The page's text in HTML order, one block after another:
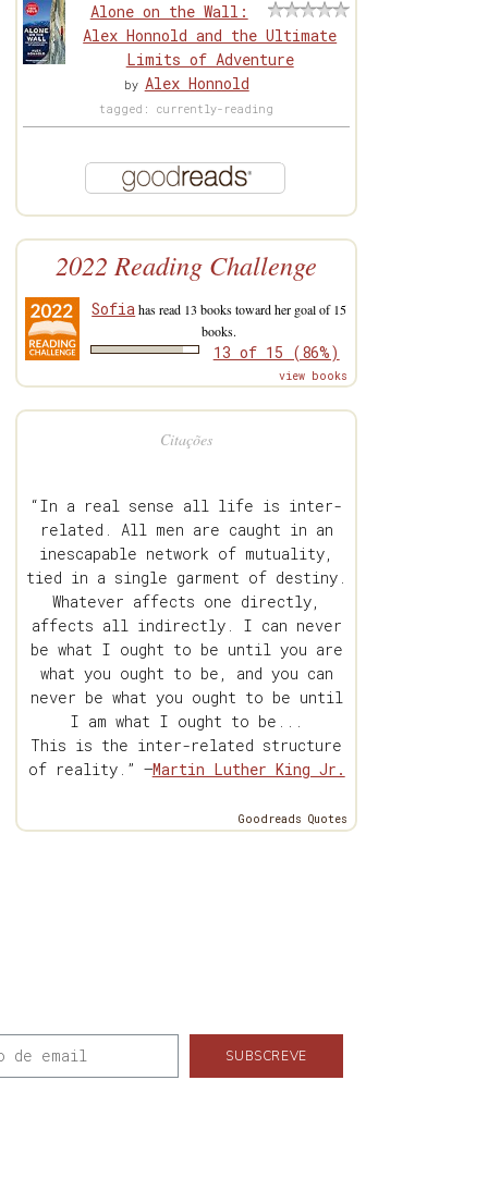
Alone on the Wall:
Alex Honnold and the Ultimate
Limits of Adventure
by Alex Honnold
tagged: currently-reading
2022 Reading Challenge
Sofiahas read 13 books toward her goal of 15
books.
13 of 15 (86%)
view books
Citações
“In a real sense all life is inter-
related. All men are caught in an
inescapable network of mutuality,
tied in a single garment of destiny.
Whatever affects one directly,
affects all indirectly. I can never
be what I ought to be until you are
what you ought to be, and you can
never be what you ought to be until
I am what I ought to be...
This is the inter-related structure
of reality.” —Martin Luther King Jr.
Goodreads Quotes
SUBSCREVE